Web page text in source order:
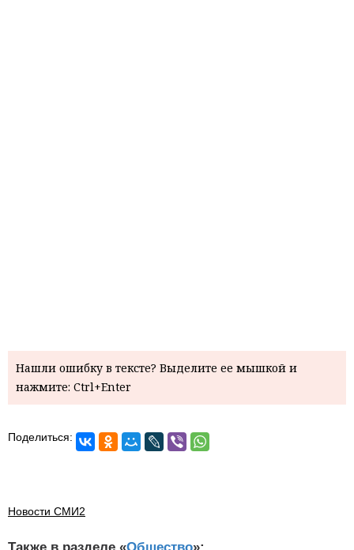
Нашли ошибку в тексте? Выделите ее мышкой и
нажмите: Ctrl+Enter
Поделиться:
Новости СМИ2